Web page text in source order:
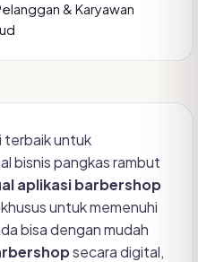
& Karyawan
terbaik untuk
bisnis pangkas rambut
aplikasi barbershop
untuk memenuhi
bisa dengan mudah
secara digital,